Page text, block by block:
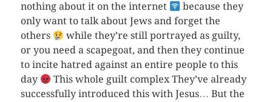
nothing about it on the internet
because they
only want to talk about Jews and forget the
others
while they’re still portrayed as guilty,
or you need a scapegoat, and then they continue
to incite hatred against an entire people to this
day
This whole guilt complex They’ve already
successfully introduced this with Jesus… But the